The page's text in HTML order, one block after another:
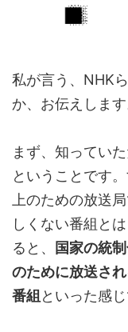
私が言う、NHK
か、お伝えします
まず、知ってい
ということです
上のための放送
しくない番組と
ると、
国家の統
のために放送さ
番組 といった感じ